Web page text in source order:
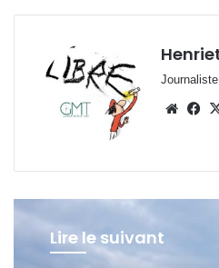
Lire le suivant